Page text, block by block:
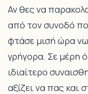
Αν θες να
από τον συνοδό
φτάσε μισή ώρα
γρήγορα. Σε μέρη
ιδιαίτερο
αξίζει να πας και